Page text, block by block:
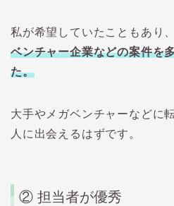
私が希望していたこともあり
ベンチャー企業などの案件を
た。
大手やメガベンチャーなどに
人に出会えるはずです。
② 担当者が優秀